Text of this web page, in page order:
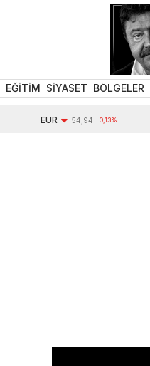
EĞİTİM SİYASET BÖLGELER
54,94 -0,13%